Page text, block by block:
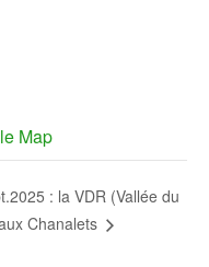
Map
: la VDR (Vallée du
Chanalets